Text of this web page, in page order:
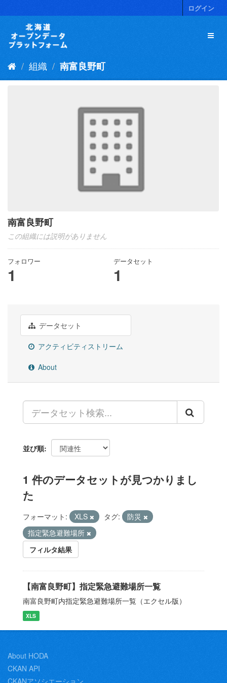
キ
ログイン
組織 南富良野町
南富良野町
この組織には説明がありません
フォロワー
1
データセット
1
データセット
アクティビティストリーム
About
並び順
1 件のデータセットが見つかりまし
た
フォーマット: XLS タグ:
防災
指定緊急避難場所
フィルタ結果
【南富良野町】指定緊急避難場所一覧
南富良野町内指定緊急避難場所一覧（エクセル版）
XLS
About HODA
CKAN API